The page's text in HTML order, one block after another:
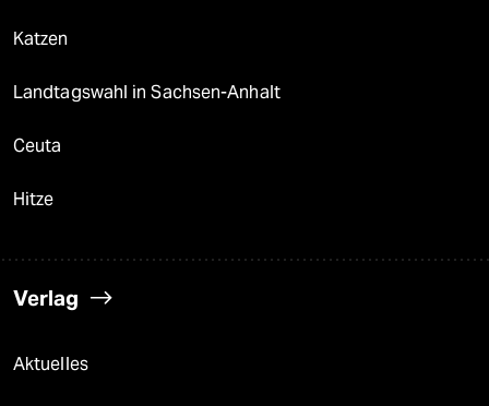
Katzen
Landtagswahl in Sachsen-Anhalt
Ceuta
Hitze
Verlag
Aktuelles